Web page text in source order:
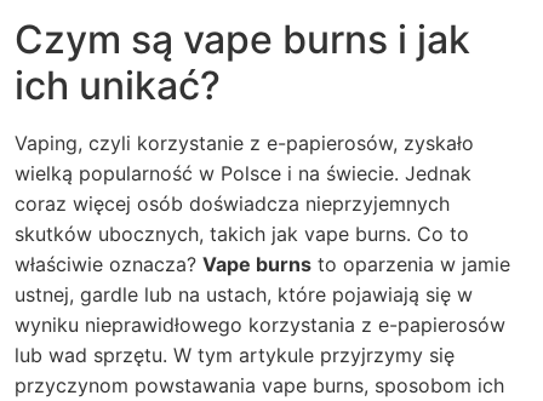
Czym są vape burns i jak
ich unikać?
Vaping, czyli korzystanie z e-papierosów, zyskało
wielką popularność w Polsce i na świecie. Jednak
coraz więcej osób doświadcza nieprzyjemnych
skutków ubocznych, takich jak vape burns. Co to
właściwie oznacza? Vape burns to oparzenia w jamie
ustnej, gardle lub na ustach, które pojawiają się w
wyniku nieprawidłowego korzystania z e-papierosów
lub wad sprzętu. W tym artykule przyjrzymy się
przyczynom powstawania vape burns, sposobom ich